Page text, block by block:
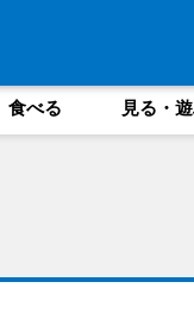
食べる 見る・